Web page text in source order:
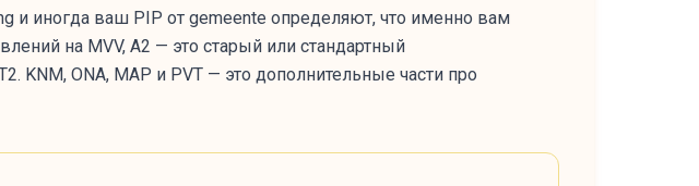
и иногда ваш PIP от gemeente определяют, что именно вам
на MVV, A2 — это старый или стандартный
KNM, ONA, MAP и PVT — это дополнительные части про